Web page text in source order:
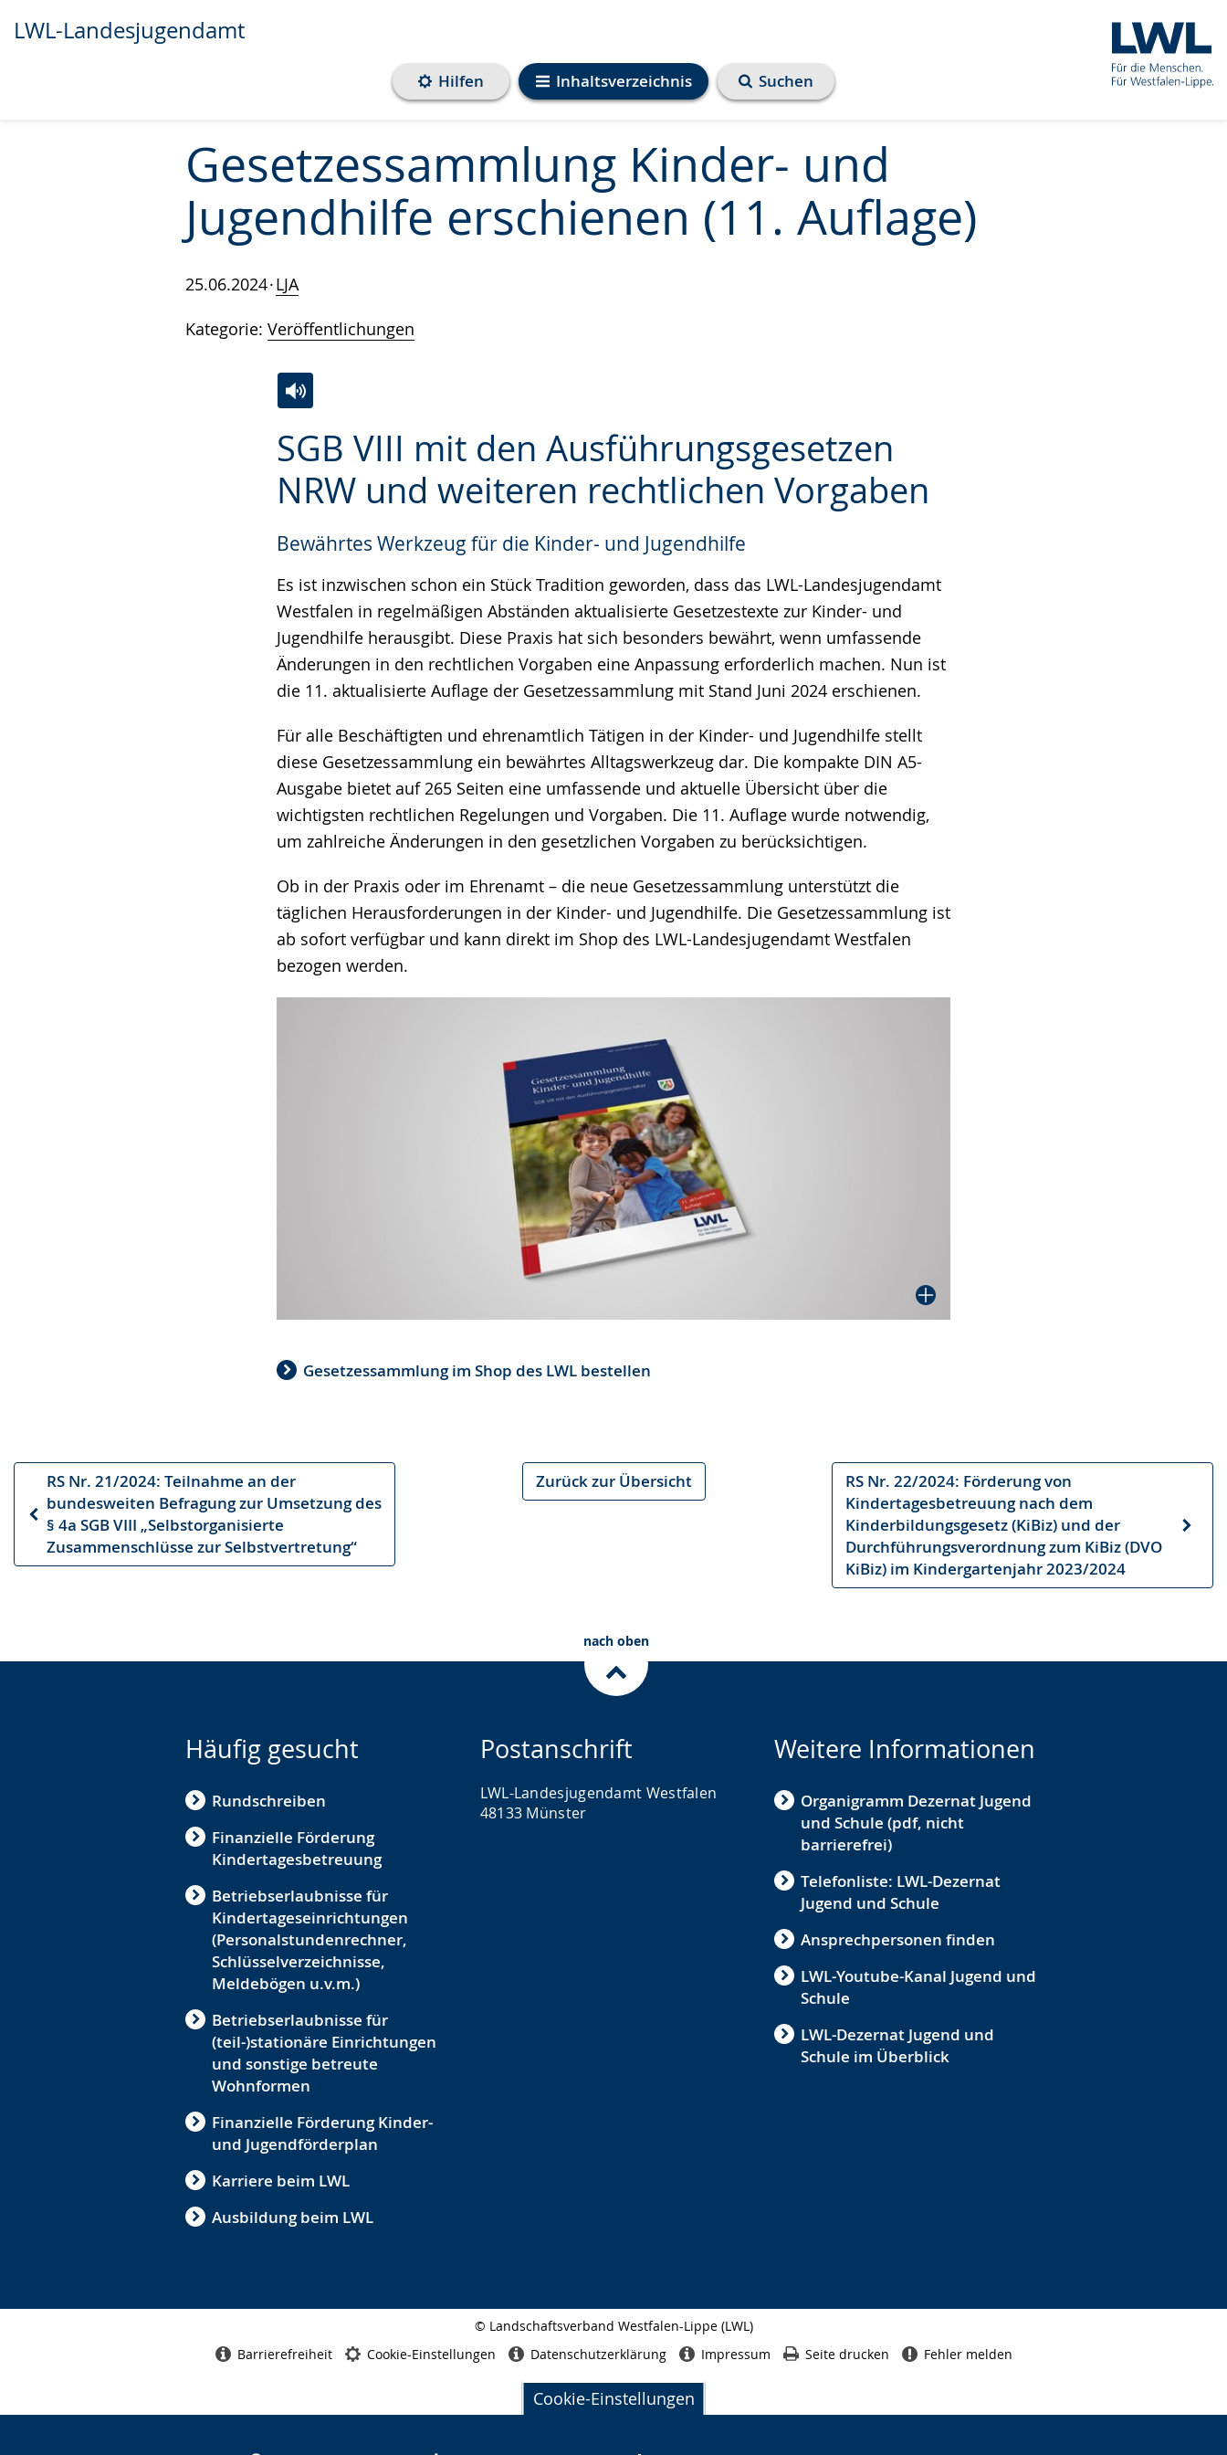
LWL-Landesjugendamt
Inhaltsverzeichnis
Hilfen Suchen
Cookie-Einstellungen
Gesetzessammlung Kinder- und
Jugendhilfe erschienen (11. Auflage)
25.06.2024 LJA
Kategorie: Veröffentlichungen
SGB VIII mit den Ausführungsgesetzen
NRW und weiteren rechtlichen Vorgaben
Bewährtes Werkzeug für die Kinder- und Jugendhilfe
Es ist inzwischen schon ein Stück Tradition geworden, dass das LWL-Landesjugendamt
Westfalen in regelmäßigen Abständen aktualisierte Gesetzestexte zur Kinder- und
Jugendhilfe herausgibt. Diese Praxis hat sich besonders bewährt, wenn umfassende
Änderungen in den rechtlichen Vorgaben eine Anpassung erforderlich machen. Nun ist
die 11. aktualisierte Auflage der Gesetzessammlung mit Stand Juni 2024 erschienen.
Für alle Beschäftigten und ehrenamtlich Tätigen in der Kinder- und Jugendhilfe stellt
diese Gesetzessammlung ein bewährtes Alltagswerkzeug dar. Die kompakte DIN A5-
Ausgabe bietet auf 265 Seiten eine umfassende und aktuelle Übersicht über die
wichtigsten rechtlichen Regelungen und Vorgaben. Die 11. Auflage wurde notwendig,
um zahlreiche Änderungen in den gesetzlichen Vorgaben zu berücksichtigen.
Ob in der Praxis oder im Ehrenamt – die neue Gesetzessammlung unterstützt die
täglichen Herausforderungen in der Kinder- und Jugendhilfe. Die Gesetzessammlung ist
ab sofort verfügbar und kann direkt im Shop des LWL-Landesjugendamt Westfalen
bezogen werden.
Gesetzessammlung im Shop des LWL bestellen
Leichten
Sprache
wechseln.
Audio-
Unterstützung.
Video
in
Deutscher
wird
angezeigt.
Vorheriger
Artikel
RS Nr. 21/2024: Teilnahme an der
bundesweiten Befragung zur Umsetzung des
§ 4a SGB VIII „Selbstorganisierte
Zusammenschlüsse zur Selbstvertretung“
Zurück zur Übersicht
RS Nr. 22/2024: Förderung von
Kindertagesbetreuung nach dem
Kinderbildungsgesetz (KiBiz) und der
Durchführungsverordnung zum KiBiz (DVO
KiBiz) im Kindergartenjahr 2023/2024
Nächster
Artikel
nach oben
Häufig gesucht
Rundschreiben
Finanzielle Förderung
Kindertagesbetreuung
Betriebserlaubnisse für
Kindertageseinrichtungen
(Personalstundenrechner,
Schlüsselverzeichnisse,
Meldebögen u.v.m.)
Betriebserlaubnisse für
(teil-)stationäre Einrichtungen
und sonstige betreute
Wohnformen
Finanzielle Förderung Kinder-
und Jugendförderplan
Karriere beim LWL
Ausbildung beim LWL
Postanschrift
LWL-Landesjugendamt Westfalen
48133 Münster
Weitere Informationen
Organigramm Dezernat Jugend
und Schule (pdf, nicht
barrierefrei)
Telefonliste: LWL-Dezernat
Jugend und Schule
Ansprechpersonen finden
LWL-Youtube-Kanal Jugend und
Schule
LWL-Dezernat Jugend und
Schule im Überblick
© Landschaftsverband Westfalen-Lippe (LWL)
Barrierefreiheit Cookie-Einstellungen Datenschutzerklärung Impressum Seite drucken Fehler melden